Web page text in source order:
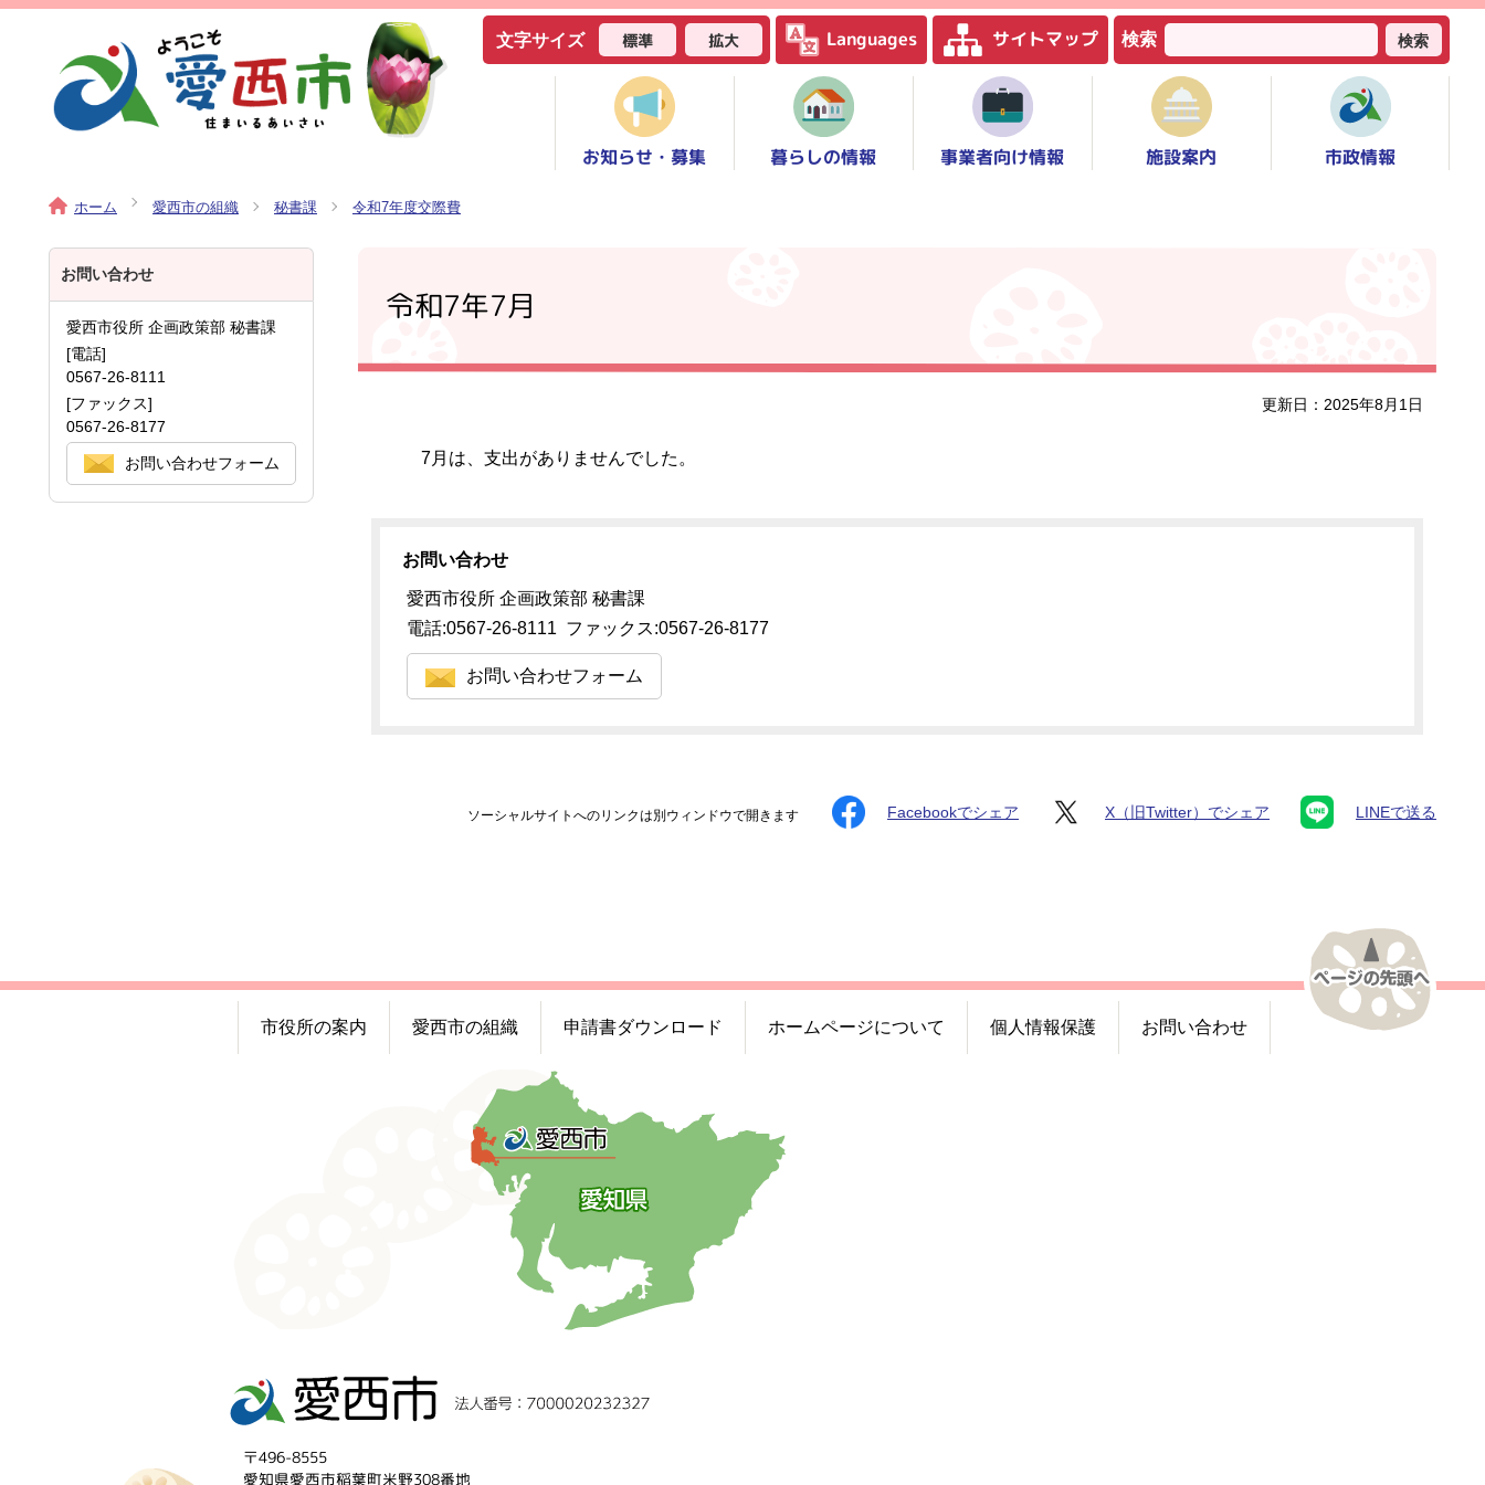
文字サイズ 標準 拡大 Languages サイトマップ 検索 検索
お知らせ・募集 暮らしの情報 事業者向け情報 施設案内 市政情報
ホーム 愛西市の組織 秘書課 令和7年度交際費
令和7年7月
更新日：2025年8月1日
7月は、支出がありませんでした。
お問い合わせ
愛西市役所 企画政策部 秘書課
電話:0567-26-8111 ファックス:0567-26-8177
お問い合わせフォーム
お問い合わせ
愛西市役所 企画政策部 秘書課
[電話]
0567-26-8111
[ファックス]
0567-26-8177
お問い合わせフォーム
ソーシャルサイトへのリンクは別ウィンドウで開きます Facebookでシェア X（旧Twitter）でシェア LINEで送る
市役所の案内 愛西市の組織 申請書ダウンロード ホームページについて 個人情報保護 お問い合わせ
〒496-8555
愛知県愛西市稲葉町米野308番地